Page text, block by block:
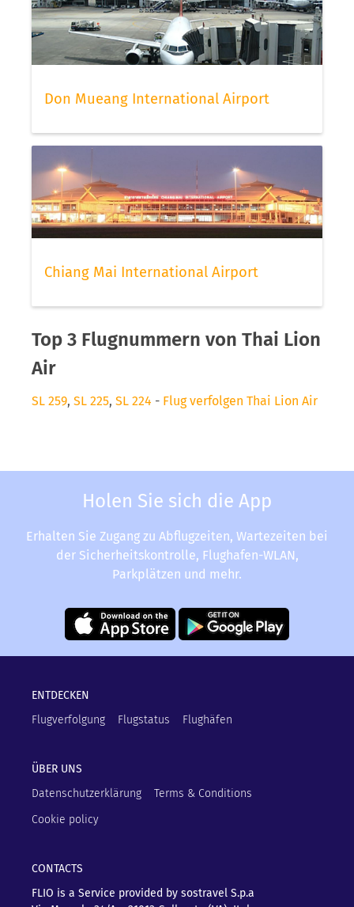
Don Mueang International Airport
Chiang Mai International Airport
Top 3 Flugnummern von Thai Lion
Air
SL 259, SL 225, SL 224 - Flug verfolgen Thai Lion Air
Holen Sie sich die App
Erhalten Sie Zugang zu Abflugzeiten, Wartezeiten bei
der Sicherheitskontrolle, Flughafen-WLAN,
Parkplätzen und mehr.
ENTDECKEN
Flugverfolgung
Flugstatus Flughäfen
ÜBER UNS
Datenschutzerklärung
Terms & Conditions
Cookie policy
CONTACTS
FLIO is a Service provided by sostravel S.p.a